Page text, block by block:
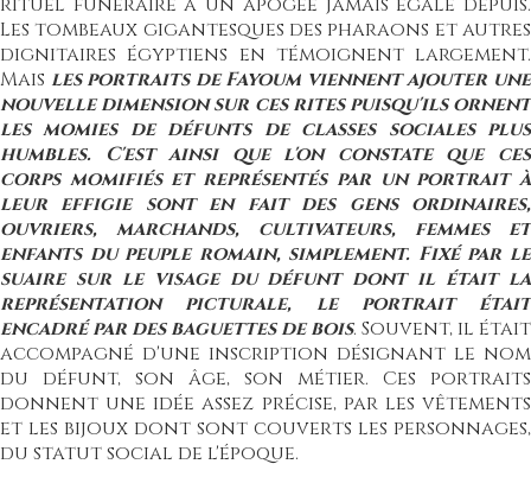
Les tombeaux gigantesques des pharaons et autres
dignitaires égyptiens en témoignent largement.
Mais les portraits de Fayoum viennent ajouter une
nouvelle dimension sur ces rites puisqu'ils ornent
les momies de défunts de classes sociales plus
humbles. C'est ainsi que l'on constate que ces
corps momifiés et représentés par un portrait à
leur effigie sont en fait des gens ordinaires,
ouvriers, marchands, cultivateurs, femmes et
enfants du peuple romain, simplement. Fixé par le
suaire sur le visage du défunt dont il était la
représentation picturale, le portrait était
encadré par des baguettes de bois. Souvent, il était
accompagné d'une inscription désignant le nom
du défunt, son âge, son métier. Ces portraits
donnent une idée assez précise, par les vêtements
et les bijoux dont sont couverts les personnages,
du statut social de l'époque.